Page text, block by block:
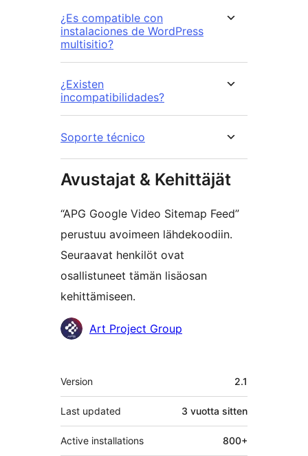
¿Es compatible con
instalaciones de WordPress
multisitio?
¿Existen
incompatibilidades?
Soporte técnico
Avustajat & Kehittäjät
“APG Google Video Sitemap Feed”
perustuu avoimeen lähdekoodiin.
Seuraavat henkilöt ovat
osallistuneet tämän lisäosan
kehittämiseen.
AvustajatArt Project Group
Metatiedot
Version 2.1
Last updated 3 vuotta sitten
Active installations 800+